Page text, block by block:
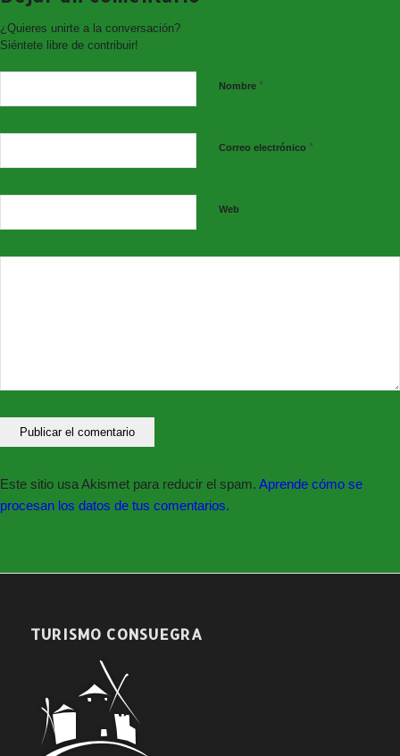
Entradas en www.giglon.com
Grupo saxofones Escuela de Música
Síguenos en nuestras redes sociales:
¿Quieres unirte a la conversación?
Siéntete libre de contribuir!
Nombre *
Correo electrónico *
Web
Este sitio usa Akismet para reducir el spam. Aprende cómo se
procesan los datos de tus comentarios.
TURISMO CONSUEGRA